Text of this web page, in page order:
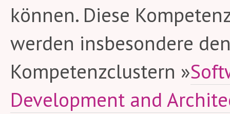
können. Diese
werden insbesondere
Kompetenzclustern »
Development and